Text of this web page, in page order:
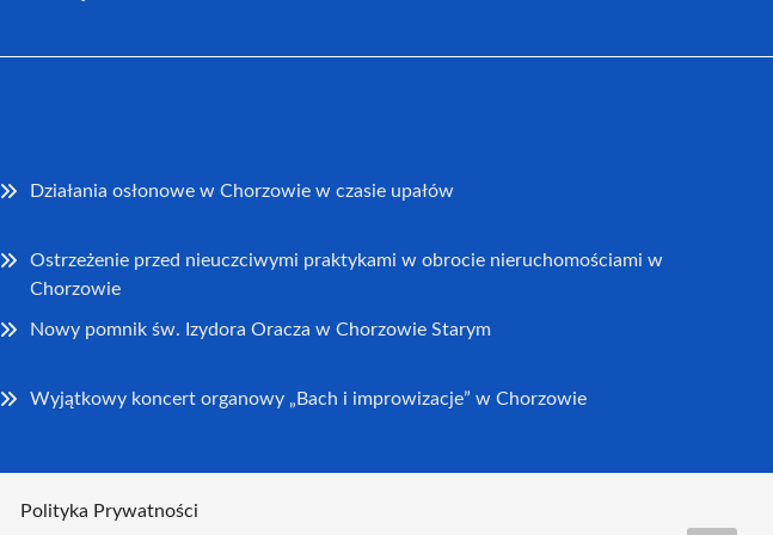
Działania osłonowe w Chorzowie w czasie upałów
Ostrzeżenie przed nieuczciwymi praktykami w obrocie nieruchomościami w
Chorzowie
Nowy pomnik św. Izydora Oracza w Chorzowie Starym
Wyjątkowy koncert organowy „Bach i improwizacje” w Chorzowie
Polityka Prywatności